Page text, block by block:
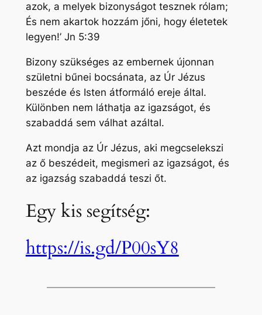
azok, a melyek bizonyságot tesznek rólam;
És nem akartok hozzám jőni, hogy életetek
legyen!’ Jn 5:39
Bizony szükséges az embernek újonnan
születni bűnei bocsánata, az Úr Jézus
beszéde és Isten átformáló ereje által.
Különben nem láthatja az igazságot, és
szabaddá sem válhat azáltal.
Azt mondja az Úr Jézus, aki megcselekszi
az ő beszédeit, megismeri az igazságot, és
az igazság szabaddá teszi őt.
Egy kis segítség:
https://is.gd/P00sY8